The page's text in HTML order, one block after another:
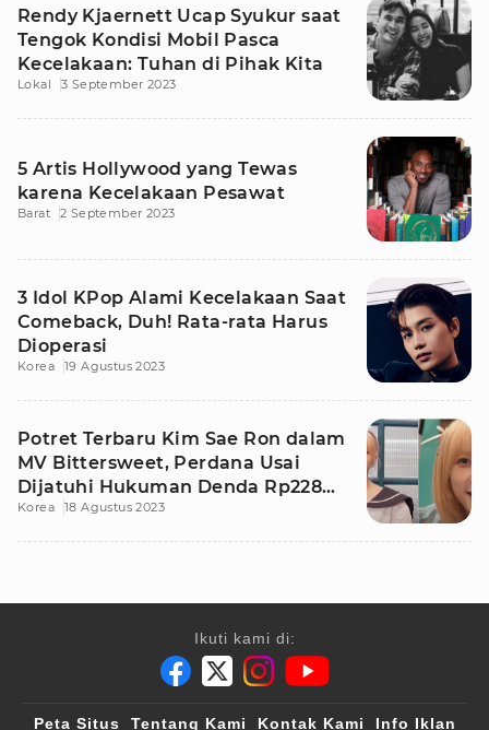
Rendy Kjaernett Ucap Syukur saat
Tengok Kondisi Mobil Pasca
Kecelakaan: Tuhan di Pihak Kita
Lokal 3 September 2023
5 Artis Hollywood yang Tewas
karena Kecelakaan Pesawat
Barat 2 September 2023
3 Idol KPop Alami Kecelakaan Saat
Comeback, Duh! Rata-rata Harus
Dioperasi
Korea 19 Agustus 2023
Potret Terbaru Kim Sae Ron dalam
MV Bittersweet, Perdana Usai
Dijatuhi Hukuman Denda Rp228
Juta
Korea 18 Agustus 2023
Ikuti kami di:
Peta Situs Tentang Kami Kontak Kami Info Iklan